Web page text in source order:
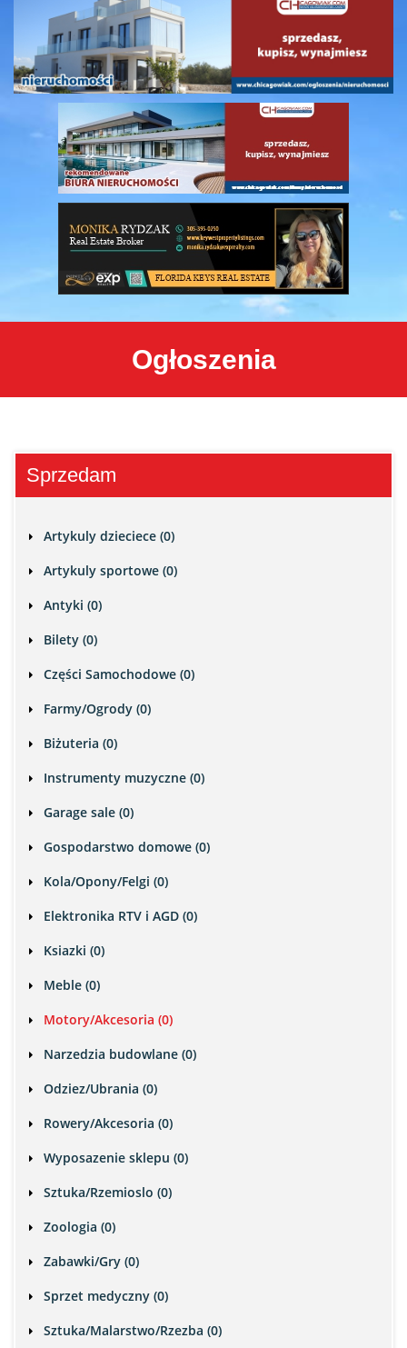
Ogłoszenia
Sprzedam
Artykuly dzieciece (0)
Artykuly sportowe (0)
Antyki (0)
Bilety (0)
Części Samochodowe (0)
Farmy/Ogrody (0)
Biżuteria (0)
Instrumenty muzyczne (0)
Garage sale (0)
Gospodarstwo domowe (0)
Kola/Opony/Felgi (0)
Elektronika RTV i AGD (0)
Ksiazki (0)
Meble (0)
Motory/Akcesoria (0)
Narzedzia budowlane (0)
Odziez/Ubrania (0)
Rowery/Akcesoria (0)
Wyposazenie sklepu (0)
Sztuka/Rzemioslo (0)
Zoologia (0)
Zabawki/Gry (0)
Sprzet medyczny (0)
Sztuka/Malarstwo/Rzezba (0)